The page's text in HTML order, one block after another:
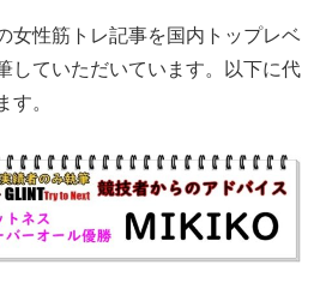
女性筋トレ記事を国内トップレベ
していただいています。以下に代
す。